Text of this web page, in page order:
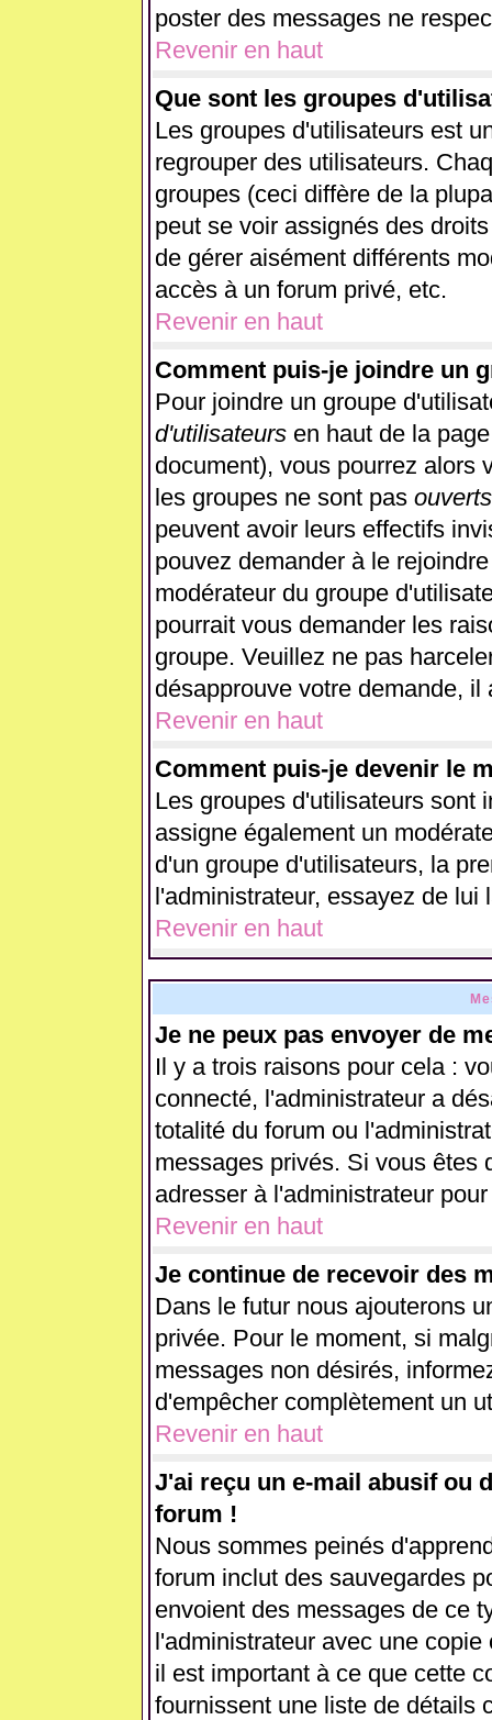
poster des messages ne
Revenir en haut
Que sont les groupes
Les groupes d'utilisateurs est
regrouper des utilisateurs.
groupes (ceci diffère de la
peut se voir assignés des
de gérer aisément différents
accès à un forum privé, etc.
Revenir en haut
Comment puis-je joindre un
Pour joindre un groupe
d'utilisateursen haut de la
document), vous pourrez alors
les groupes ne sont pas ouverts
peuvent avoir leurs effectifs
pouvez demander à le
modérateur du groupe
pourrait vous demander les
groupe. Veuillez ne pas
désapprouve votre demande, il
Revenir en haut
Comment puis-je devenir le
Les groupes d'utilisateurs sont
assigne également un
d'un groupe d'utilisateurs, la
l'administrateur, essayez de lui
Revenir en haut
Je ne peux pas envoyer de
Il y a trois raisons pour cela :
connecté, l'administrateur a
totalité du forum ou
messages privés. Si vous êtes
adresser à l'administrateur
Revenir en haut
Je continue de recevoir des
Dans le futur nous ajouterons
privée. Pour le moment, si
messages non désirés,
d'empêcher complètement un
Revenir en haut
J'ai reçu un e-mail abusif ou
forum !
Nous sommes peinés
forum inclut des sauvegardes
envoient des messages de ce
l'administrateur avec une
il est important à ce que cette
fournissent une liste de détails